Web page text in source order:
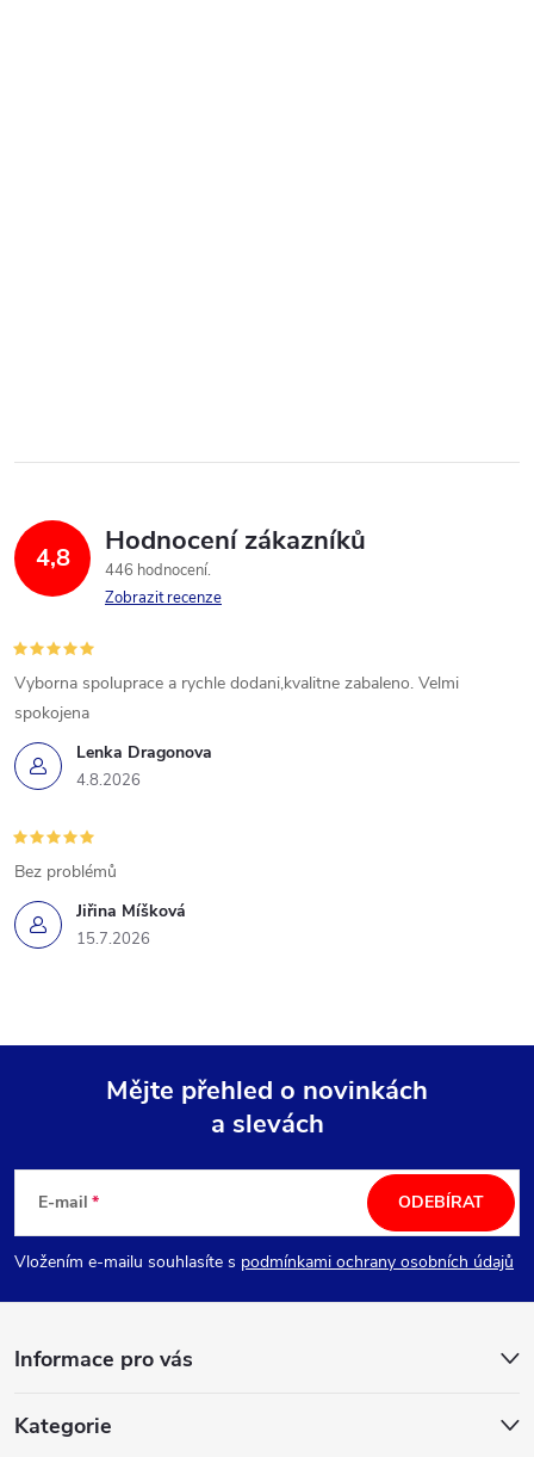
4,8 Hodnocení zákazníků
446 hodnocení
Zobrazit recenze
Lenka Dragonova
4.8.2026
Vyborna spoluprace a rychle dodani,kvalitne zabaleno. Velmi
spokojena
Jiřina Míšková
15.7.2026
Bez problémů
p
a
Mějte přehled o novinkách
a slevách
E-mail
Vložením e-mailu souhlasíte s podmínkami ochrany osobních údajů
ODEBÍRAT
Informace pro vás
Kategorie